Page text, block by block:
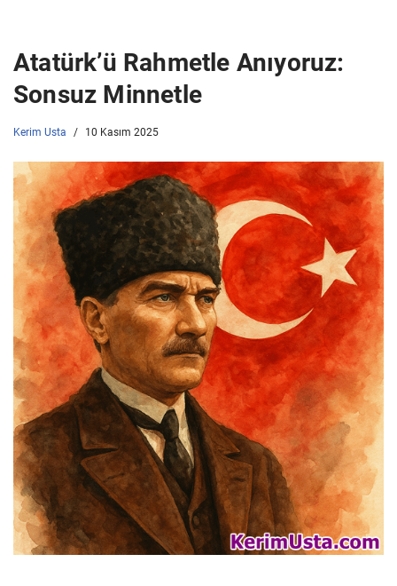
Atatürk’ü Rahmetle Anıyoruz:
Sonsuz Minnetle
Kerim Usta 10 Kasım 2025